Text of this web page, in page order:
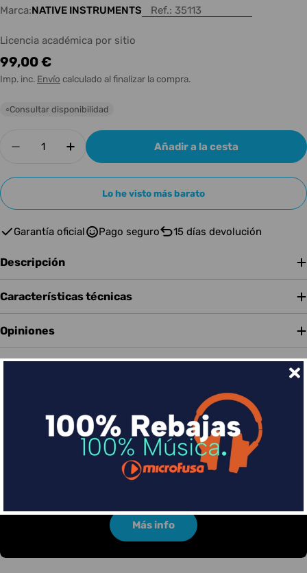
Marca:NATIVE INSTRUMENTS Ref.: 35113
Licencia académica por sitio
Precio
habitual
99,00 €
Imp. inc. Envío calculado al finalizar la compra.
○Consultar disponibilidad
Disminuir cantidad para Komplete 15 Standard
Aumentar cantidad para Komplete 15
Añadir a la cesta
Lo he visto más barato
Garantía oficial Pago seguro 15 días devolución
Descripción
Características técnicas
Opiniones
Financia tus compras con Sequra
Divide en 3 sin coste o hasta en 18 meses por una
Más info